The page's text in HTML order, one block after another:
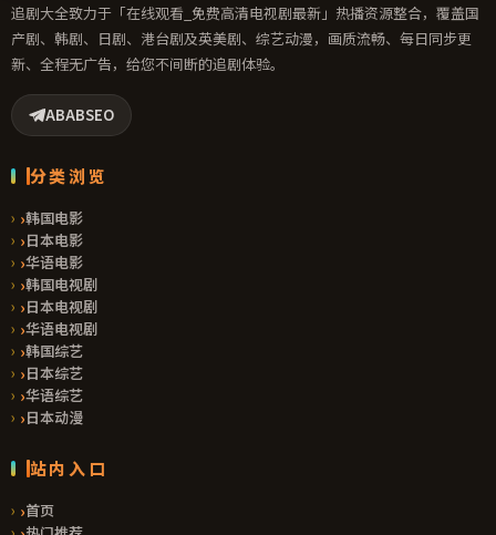
追剧大全致力于「在线观看_免费高清电视剧最新」热播资源整合，覆盖国
产剧、韩剧、日剧、港台剧及英美剧、综艺动漫，画质流畅、每日同步更
新、全程无广告，给您不间断的追剧体验。
ABABSEO
分类浏览
›韩国电影
›日本电影
›华语电影
›韩国电视剧
›日本电视剧
›华语电视剧
›韩国综艺
›日本综艺
›华语综艺
›日本动漫
站内入口
›首页